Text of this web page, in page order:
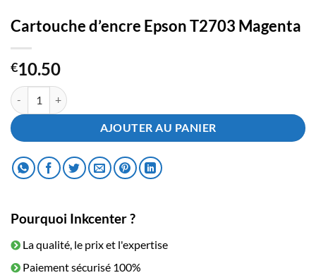
Cartouche d’encre Epson T2703 Magenta
€10.50
quantité de Cartouche d'encre Epson T2703 Magenta
AJOUTER AU PANIER
Pourquoi Inkcenter ?
La qualité, le prix et l'expertise
Paiement sécurisé 100%